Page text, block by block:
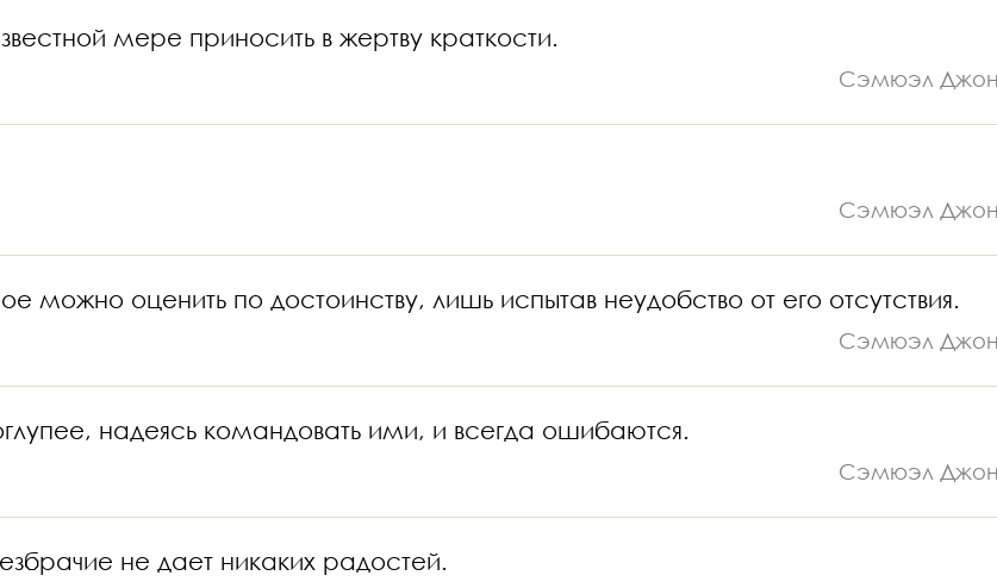
мере приносить в жертву краткости.
Сэмюэл
Сэмюэл
можно оценить по достоинству, лишь испытав неудобство от его отсутствия.
Сэмюэл
надеясь командовать ими, и всегда ошибаются.
Сэмюэл
не дает никаких радостей.